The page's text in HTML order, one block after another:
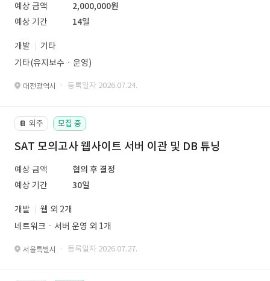
예상 금액
2,000,000원
예상 기간
14일
개발
기타
기타(유지보수ㆍ운영)
대전광역시 · 등록일자 2026.07.24.
📔 외주 모집 중
SAT 모의고사 웹사이트 서버 이관 및 DB 튜닝
예상 금액
협의 후 결정
예상 기간
30일
개발
웹 외 2개
네트워크ㆍ서버 운영 외 1개
서울특별시 · 등록일자 2026.07.27.